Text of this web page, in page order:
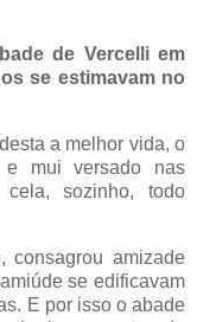
de Vercelli em
se estimavam no
a melhor vida, o
e mui versado nas
sozinho, todo
consagrou amizade
se edificavam
E por isso o abade